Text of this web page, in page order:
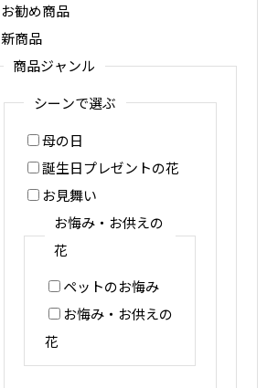
お勧め商品
新商品
商品ジャンル
シーンで選ぶ
母の日
誕生日プレゼントの花
お見舞い
お悔み・お供えの
花
ペットのお悔み
お悔み・お供えの
花